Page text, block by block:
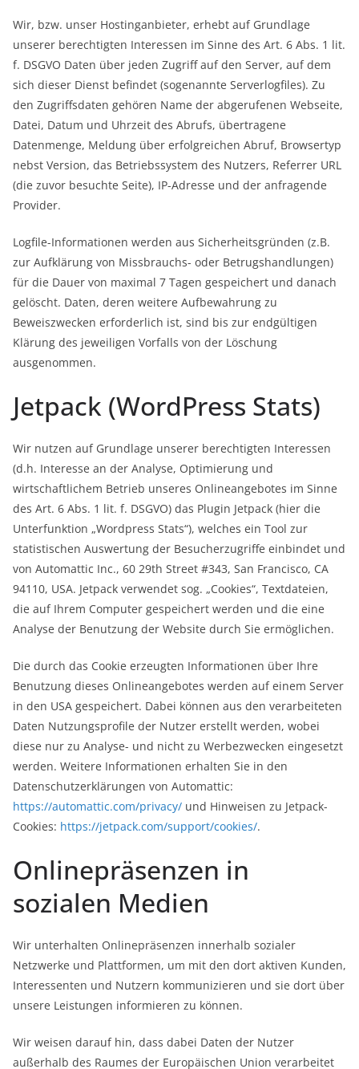
Wir, bzw. unser Hostinganbieter, erhebt auf Grundlage
unserer berechtigten Interessen im Sinne des Art. 6 Abs. 1 lit.
f. DSGVO Daten über jeden Zugriff auf den Server, auf dem
sich dieser Dienst befindet (sogenannte Serverlogfiles). Zu
den Zugriffsdaten gehören Name der abgerufenen Webseite,
Datei, Datum und Uhrzeit des Abrufs, übertragene
Datenmenge, Meldung über erfolgreichen Abruf, Browsertyp
nebst Version, das Betriebssystem des Nutzers, Referrer URL
(die zuvor besuchte Seite), IP-Adresse und der anfragende
Provider.
Logfile-Informationen werden aus Sicherheitsgründen (z.B.
zur Aufklärung von Missbrauchs- oder Betrugshandlungen)
für die Dauer von maximal 7 Tagen gespeichert und danach
gelöscht. Daten, deren weitere Aufbewahrung zu
Beweiszwecken erforderlich ist, sind bis zur endgültigen
Klärung des jeweiligen Vorfalls von der Löschung
ausgenommen.
Jetpack (WordPress Stats)
Wir nutzen auf Grundlage unserer berechtigten Interessen
(d.h. Interesse an der Analyse, Optimierung und
wirtschaftlichem Betrieb unseres Onlineangebotes im Sinne
des Art. 6 Abs. 1 lit. f. DSGVO) das Plugin Jetpack (hier die
Unterfunktion „Wordpress Stats“), welches ein Tool zur
statistischen Auswertung der Besucherzugriffe einbindet und
von Automattic Inc., 60 29th Street #343, San Francisco, CA
94110, USA. Jetpack verwendet sog. „Cookies“, Textdateien,
die auf Ihrem Computer gespeichert werden und die eine
Analyse der Benutzung der Website durch Sie ermöglichen.
Die durch das Cookie erzeugten Informationen über Ihre
Benutzung dieses Onlineangebotes werden auf einem Server
in den USA gespeichert. Dabei können aus den verarbeiteten
Daten Nutzungsprofile der Nutzer erstellt werden, wobei
diese nur zu Analyse- und nicht zu Werbezwecken eingesetzt
werden. Weitere Informationen erhalten Sie in den
Datenschutzerklärungen von Automattic:
https://automattic.com/privacy/ und Hinweisen zu Jetpack-
Cookies: https://jetpack.com/support/cookies/.
Onlinepräsenzen in
sozialen Medien
Wir unterhalten Onlinepräsenzen innerhalb sozialer
Netzwerke und Plattformen, um mit den dort aktiven Kunden,
Interessenten und Nutzern kommunizieren und sie dort über
unsere Leistungen informieren zu können.
Wir weisen darauf hin, dass dabei Daten der Nutzer
außerhalb des Raumes der Europäischen Union verarbeitet